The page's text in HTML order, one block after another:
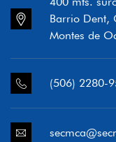
Barrio Dent,
Montes de
(506) 2280-